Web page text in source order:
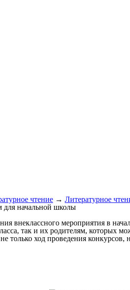
чтение → Литературное
для начальной школы
внеклассного мероприятия в
так и их родителям, которых
только ход проведения